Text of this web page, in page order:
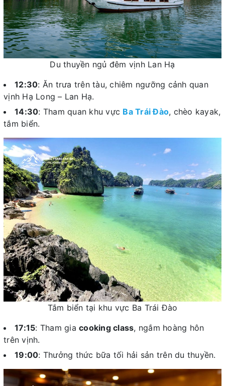
Du thuyền ngủ đêm vịnh Lan Hạ
12:30: Ăn trưa trên tàu, chiêm ngưỡng cảnh quan
vịnh Hạ Long – Lan Hạ.
14:30: Tham quan khu vực Ba Trái Đào, chèo kayak,
tắm biển.
Tắm biển tại khu vực Ba Trái Đào
17:15: Tham gia cooking class, ngắm hoàng hôn
trên vịnh.
19:00: Thưởng thức bữa tối hải sản trên du thuyền.